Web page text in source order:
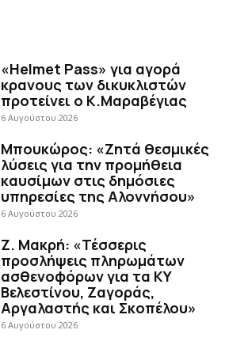
«Helmet Pass» για αγορά
κρανους των δικυκλιστών
προτείνει ο Κ.Μαραβέγιας
6 Αυγούστου 2026
Μπουκώρος: «Ζητά θεσμικές
λύσεις για την προμήθεια
καυσίμων στις δημόσιες
υπηρεσίες της Αλοννήσου»
6 Αυγούστου 2026
Ζ. Μακρή: «Τέσσερις
προσλήψεις πληρωμάτων
ασθενοφόρων για τα ΚΥ
Βελεστίνου, Ζαγοράς,
Αργαλαστής και Σκοπέλου»
6 Αυγούστου 2026